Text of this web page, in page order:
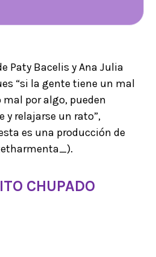
Paty Bacelis y Ana Julia
“si la gente tiene un mal
por algo, pueden
y relajarse un rato”,
es una producción de
CHUPADO